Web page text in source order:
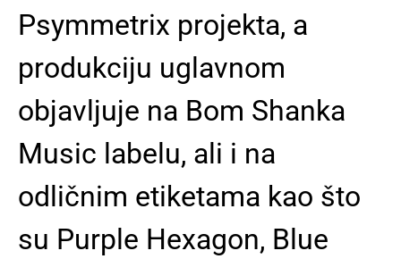
Psymmetrix projekta, a
produkciju uglavnom
objavljuje na Bom Shanka
Music labelu, ali i na
odličnim etiketama kao što
su Purple Hexagon, Blue